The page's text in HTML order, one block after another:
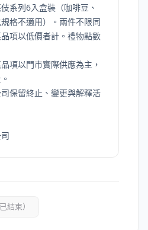
系列6入盒裝（咖啡豆、
格不適用）。兩件不限同
項以低價者計。禮物點數
項以門市實際供應為主，
保留終止、變更與解釋活
結束）